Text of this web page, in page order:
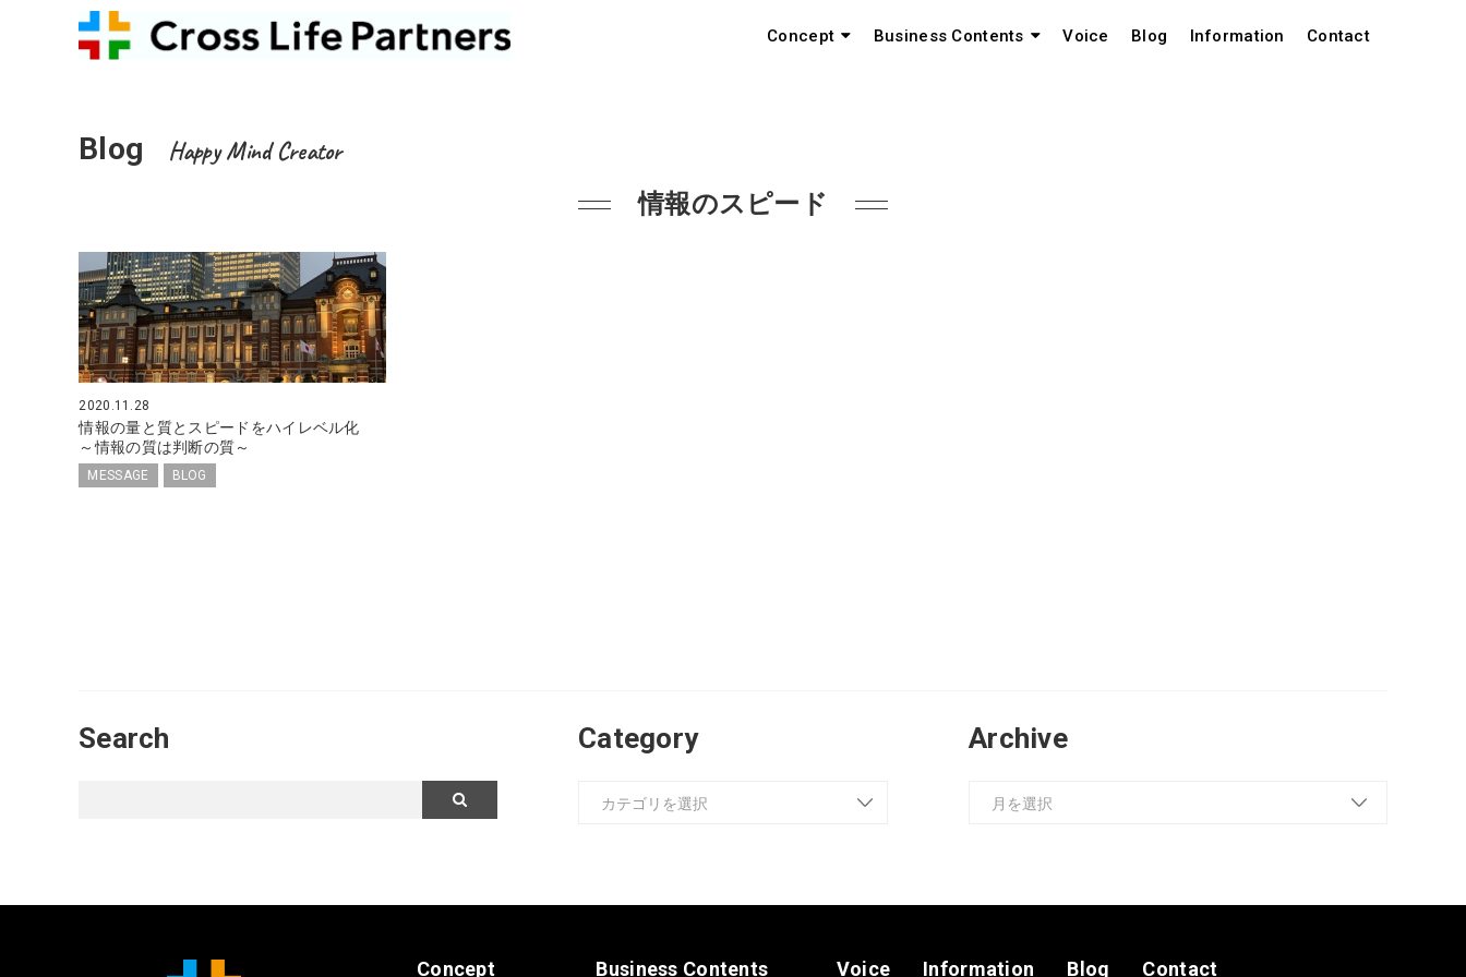
Concept Business Contents Voice Blog Information Contact
Blog Happy Mind Creator
情報のスピード
2020.11.28
情報の量と質とスピードをハイレベル化
～情報の質は判断の質～
MESSAGE BLOG
Search Category Archive
Concept Business Contents Voice Information Blog Contact